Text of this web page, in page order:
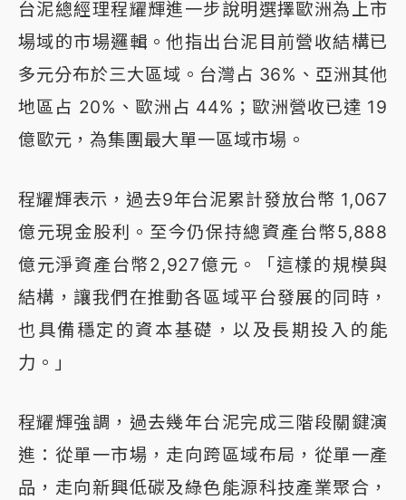
台泥總經理程耀輝進一步說明選擇歐洲為上市
場域的市場邏輯。他指出台泥目前營收結構已
多元分布於三大區域。台灣占 36%、亞洲其他
地區占 20%、歐洲占 44%；歐洲營收已達 19
億歐元，為集團最大單一區域市場。
程耀輝表示，過去9年台泥累計發放台幣 1,067
億元現金股利。至今仍保持總資產台幣5,888
億元淨資產台幣2,927億元。「這樣的規模與
結構，讓我們在推動各區域平台發展的同時，
也具備穩定的資本基礎，以及長期投入的能
力。」
程耀輝強調，過去幾年台泥完成三階段關鍵演
進：從單一市場，走向跨區域布局，從單一產
品，走向新興低碳及綠色能源科技產業聚合，